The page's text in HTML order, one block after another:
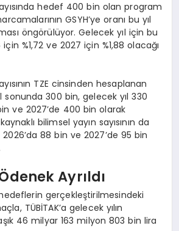
hedef 400 bin olan program
GSYH’ye oranı bu yıl
öngörülüyor. Gelecek yıl için bu
için %1,72 ve 2027 için %1,88 olacağı
TZE cinsinden hesaplanan
sonunda 300 bin, gelecek yıl 330
ve 2027’de 400 bin olarak
bilimsel yayın sayısının da
88 bin ve 2027’de 95 bin
Ayrıldı
hedeflerin gerçekleştirilmesindeki
TÜBİTAK’a gelecek yılın
46 milyar 163 milyon 803 bin lira